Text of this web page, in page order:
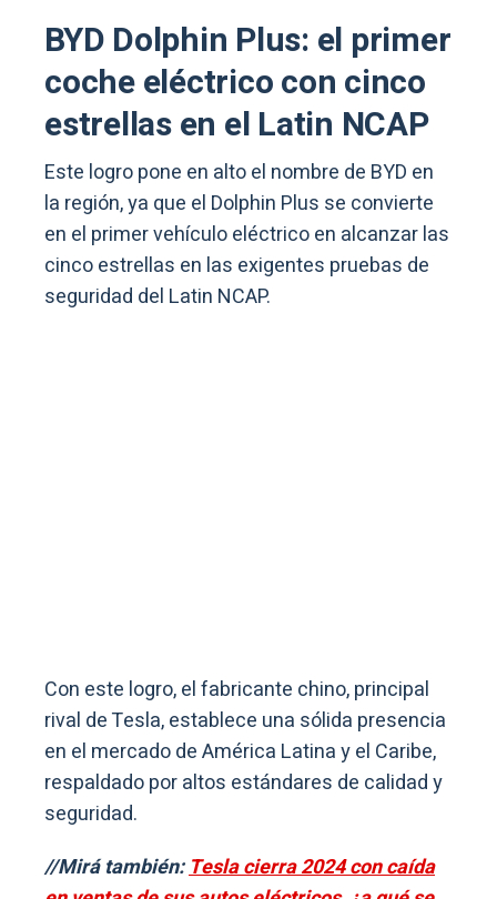
BYD Dolphin Plus: el primer
coche eléctrico con cinco
estrellas en el Latin NCAP
Este logro pone en alto el nombre de BYD en
la región, ya que el Dolphin Plus se convierte
en el primer vehículo eléctrico en alcanzar las
cinco estrellas en las exigentes pruebas de
seguridad del Latin NCAP.
Con este logro, el fabricante chino, principal
rival de Tesla, establece una sólida presencia
en el mercado de América Latina y el Caribe,
respaldado por altos estándares de calidad y
seguridad.
//Mirá también:Tesla cierra 2024 con caída